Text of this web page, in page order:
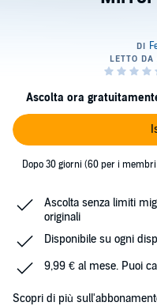
Ascolta ora
Dopo 30 giorni (60 per i
Ascolta senza limiti
originali
Disponibile su ogni
9,99 € al mese. Puoi
Scopri di più